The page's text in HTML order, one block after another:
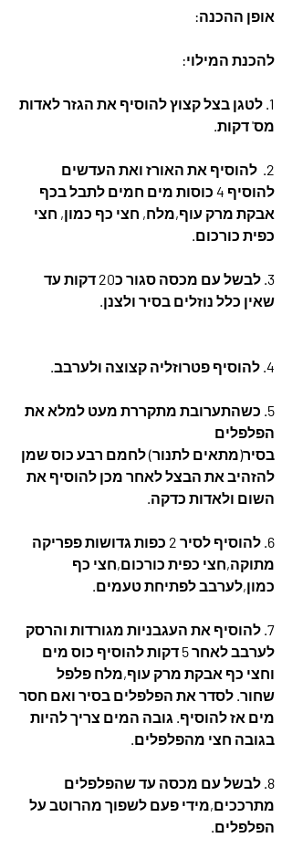
אופן ההכנה:
להכנת המילוי:
1. לטגן בצל קצוץ להוסיף את הגזר לאדות
מס' דקות.
2.  להוסיף את האורז ואת העדשים
להוסיף 4 כוסות מים חמים לתבל בכף
אבקת מרק עוף,מלח, חצי כף כמון, חצי
כפית כורכום.
3. לבשל עם מכסה סגור כ20 דקות עד
שאין כלל נוזלים בסיר ולצנן.
4. להוסיף פטרוזליה קצוצה ולערבב.
5. כשהתערובת מתקררת מעט למלא את
הפלפלים
בסיר(מתאים לתנור) לחמם רבע כוס שמן
להזהיב את הבצל לאחר מכן להוסיף את
השום ולאדות כדקה.
6. להוסיף לסיר 2 כפות גדושות פפריקה
מתוקה,חצי כפית כורכום,חצי כף
כמון,לערבב לפתיחת טעמים.
7. להוסיף את העגבניות מגורדות והרסק
לערבב לאחר 5 דקות להוסיף כוס מים
וחצי כף אבקת מרק עוף,מלח פלפל
שחור. לסדר את הפלפלים בסיר ואם חסר
מים אז להוסיף. גובה המים צריך להיות
בגובה חצי מהפלפלים.
8. לבשל עם מכסה עד שהפלפלים
מתרככים,מידי פעם לשפוך מהרוטב על
הפלפלים.